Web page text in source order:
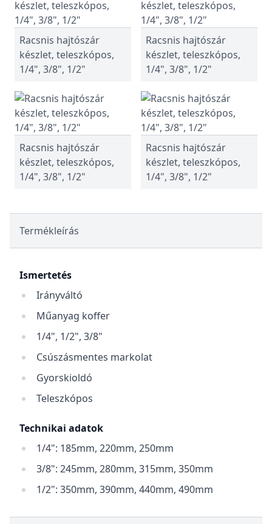
Racsnis hajtószár
készlet, teleszkópos,
1/4", 3/8", 1/2"
Racsnis hajtószár
készlet, teleszkópos,
1/4", 3/8", 1/2"
Racsnis hajtószár
készlet, teleszkópos,
1/4", 3/8", 1/2"
Racsnis hajtószár
készlet, teleszkópos,
1/4", 3/8", 1/2"
Termékleírás
Ismertetés
Irányváltó
Műanyag koffer
1/4", 1/2", 3/8"
Csúszásmentes markolat
Gyorskioldó
Teleszkópos
Technikai adatok
1/4": 185mm, 220mm, 250mm
3/8": 245mm, 280mm, 315mm, 350mm
1/2": 350mm, 390mm, 440mm, 490mm